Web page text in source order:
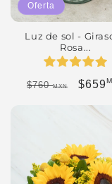
Oferta
Luz de sol -
Rosa...
Precio habitual
$760MXN $659